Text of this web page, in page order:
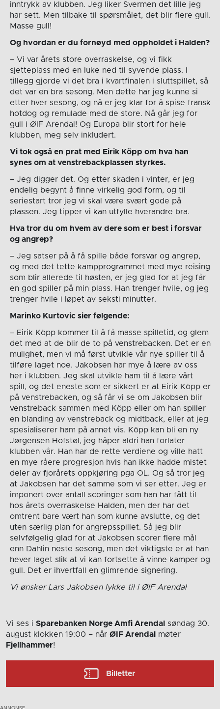
inntrykk av klubben. Jeg liker Svermen det lille jeg
har sett. Men tilbake til spørsmålet, det blir flere gull.
Masse gull!
Og hvordan er du fornøyd med oppholdet i Halden?
– Vi var årets store overraskelse, og vi fikk
sjetteplass med en luke ned til syvende plass. I
tillegg gjorde vi det bra i kvartfinalen i sluttspillet, så
det var en bra sesong. Men dette har jeg kunne si
etter hver sesong, og nå er jeg klar for å spise fransk
hotdog og remulade med de store. Nå går jeg for
gull i ØIF Arendal! Og Europa blir stort for hele
klubben, meg selv inkludert.
Vi tok også en prat med Eirik Köpp om hva han
synes om at venstrebackplassen styrkes.
– Jeg digger det. Og etter skaden i vinter, er jeg
endelig begynt å finne virkelig god form, og til
seriestart tror jeg vi skal være svært gode på
plassen. Jeg tipper vi kan utfylle hverandre bra.
Hva tror du om hvem av dere som er best i forsvar
og angrep?
– Jeg satser på å få spille både forsvar og angrep,
og med det tette kampprogrammet med mye reising
som blir allerede til høsten, er jeg glad for at jeg får
en god spiller på min plass. Han trenger hvile, og jeg
trenger hvile i løpet av seksti minutter.
Marinko Kurtovic sier følgende:
– Eirik Köpp kommer til å få masse spilletid, og glem
det med at de blir de to på venstrebacken. Det er en
mulighet, men vi må først utvikle vår nye spiller til å
tilføre laget noe. Jakobsen har mye å lære av oss
her i klubben. Jeg skal utvikle ham til å lære vårt
spill, og det eneste som er sikkert er at Eirik Köpp er
på venstrebacken, og så får vi se om Jakobsen blir
venstreback sammen med Köpp eller om han spiller
en blanding av venstreback og midtback, eller at jeg
spesialiserer ham på annet vis. Köpp kan bli en ny
Jørgensen Hofstøl, jeg håper aldri han forlater
klubben vår. Han har de rette verdiene og ville hatt
en mye råere progresjon hvis han ikke hadde mistet
deler av fjorårets oppkjøring pga OL. Og så tror jeg
at Jakobsen har det samme som vi ser etter. Jeg er
imponert over antall scoringer som han har fått til
hos årets overraskelse Halden, men der har det
omtrent bare vært han som kunne avslutte, og det
uten særlig plan for angrepsspillet. Så jeg blir
selvfølgelig glad for at Jakobsen scorer flere mål
enn Dahlin neste sesong, men det viktigste er at han
hever laget slik at vi kan fortsette å vinne kamper og
gull. Det er ihvertfall en glimrende signering.
Vi ønsker Lars Jakobsen lykke til i ØIF Arendal
Vi ses i Sparebanken Norge Amfi Arendal
søndag 30.
august klokken 19:00 – når ØIF Arendal
møter
Fjellhammer!
Billetter